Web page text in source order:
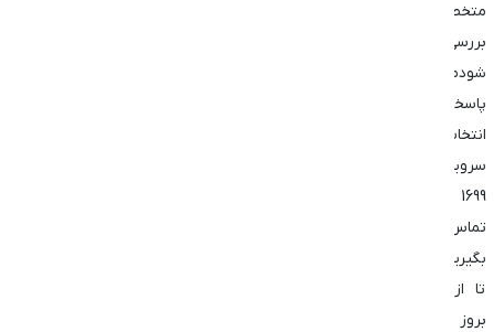
متخصص
بررسی
شودمرکز
پاسخگویی
انتخاب
سرویس
1699
تماس
بگیرید
تا از
بروز